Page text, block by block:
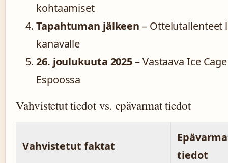
kohtaamiset
Tapahtuman jälkeen – Ottelutallenteet
kanavalle
26. joulukuuta 2025– Vastaava Ice
Espoossa
Vahvistetut tiedot vs. epävarmat tiedot
Vahvistetut faktat
tiedot